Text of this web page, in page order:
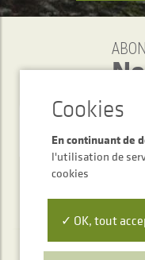
En continuant de
l'utilisation de
cookies
✓ OK, tout